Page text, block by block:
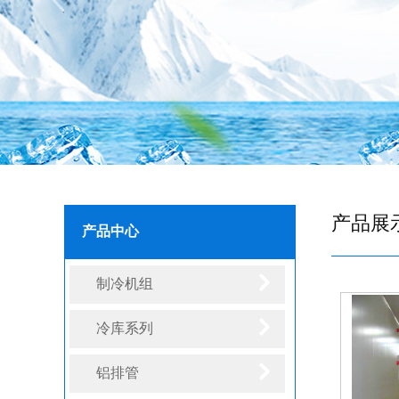
产品中心
制冷机组
冷库系列
铝排管
产品展